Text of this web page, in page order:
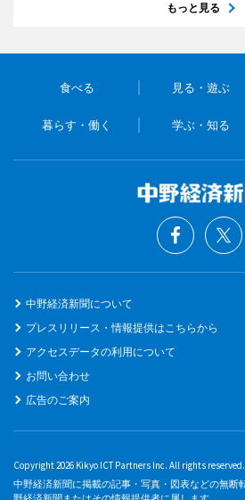
もっと見る
食べる 見る・遊ぶ
暮らす・働く 学ぶ・知る
中野経済新聞について
プレスリリース・情報提供はこちらから
アクセスデータの利用について
お問い合わせ
広告のご案内
Copyright 2026 Kikyo ICT Partners Inc. All rights reserved.
中野経済新聞に掲載の記事・写真・図表などの無断